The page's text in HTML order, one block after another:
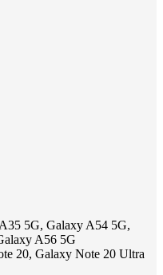
5G, Galaxy A54 5G,
A56 5G
20, Galaxy Note 20 Ultra